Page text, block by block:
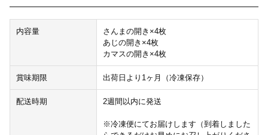
内容量
さんまの開き×4枚
あじの開き×4枚
カマスの開き×4枚
賞味期限 出荷日より1ヶ月（冷凍保存）
配送時期 2週間以内に発送
※冷凍便にてお届けします（到着しました